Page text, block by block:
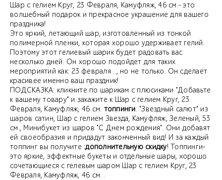
Шар с гелием Круг, 23 Февраля, Камуфляж, 46 см.- это
волшебный подарок и прекрасное украшение для вашего
праздника!
Это яркий, летающий шар, изготовленный из тонкой
полимерной пленки, которая хорошо удерживает гелий.
Поэтому этот гелиевый шарик будет радовать вас
несколько дней. Он хорошо подойдет для таких
мероприятий как: 23 февраля .., но не только. Он сделает
красивее именно ваш праздник!
ПОДСКАЗКА: кликните по шарикам с плюсиками "Добавьте
к вашему товару" и закажите к Шар с гелием Круг, 23
Февраля, Камуфляж, 46 см. топпинги: "Звездный салют" из
шаров сатин, Шар с гелием Звезда, Камуфляж, Зеленый, 53
см., Минибукет из шаров "С Днем рождения". Они добавят
ей своеобразия и придадут законченный вид! И за каждый
топпинг вы получите :дополнительную скидку! Топпинги-
это яркие, эффектные букеты и отдельные шары, хорошо
сочетающиеся с гелевым шаром Шар с гелием Круг, 23
Февраля, Камуфляж, 46 см. .